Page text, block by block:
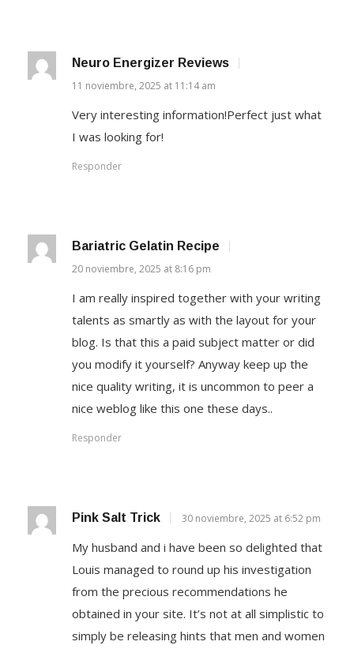
Neuro Energizer Reviews
11 noviembre, 2025 at 11:14 am
Very interesting information!Perfect just what
I was looking for!
Responder
Bariatric Gelatin Recipe
20 noviembre, 2025 at 8:16 pm
I am really inspired together with your writing
talents as smartly as with the layout for your
blog. Is that this a paid subject matter or did
you modify it yourself? Anyway keep up the
nice quality writing, it is uncommon to peer a
nice weblog like this one these days..
Responder
Pink Salt Trick 30 noviembre, 2025 at 6:52 pm
My husband and i have been so delighted that
Louis managed to round up his investigation
from the precious recommendations he
obtained in your site. It’s not at all simplistic to
simply be releasing hints that men and women